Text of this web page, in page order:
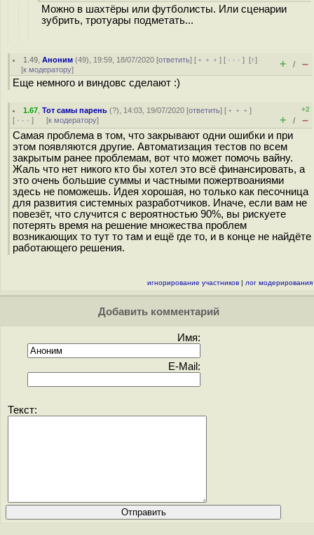
Можно в шахтёры или футболисты. Или сценарии
зубрить, тротуары подметать...
1.49 ,Аноним (49), 19:59, 18/07/2020 [ответить] [ ﹢﹢﹢] [ · · ·][↑]
[к модератору] + / –
Еще немного и виндовс сделают :)
1.67 ,Тот самы парень (?), 14:03, 19/07/2020 [ответить] [ ﹢﹢﹢]
[ · · · ] [к модератору]
+2
+ / –
Самая проблема в том, что закрывают одни ошибки и при
этом появляются другие. Автоматизация тестов по всем
закрытым ранее проблемам, вот что может помочь вайну.
Жаль что нет никого кто бы хотел это всё финансировать, а
это очень большие суммы и частными пожертвоаниями
здесь не поможешь. Идея хорошая, но только как песочница
для развития системных разработчиков. Иначе, если вам не
повезёт, что случится с вероятностью 90%, вы рискуете
потерять время на решение множества проблем
возникающих то тут то там и ещё где то, и в конце не найдёте
работающего решения.
игнорирование участников | лог модерирования
Добавить комментарий
Имя:
E-Mail:
Текст: